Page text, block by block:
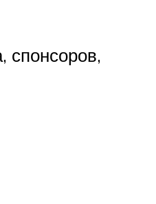
спонсоров,